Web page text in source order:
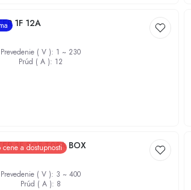
1F 12A
Prevedenie ( V ): 1 ~ 230
Prúd ( A ): 12
cene a dostupnosti
3F SOF-T08A BOX
Prevedenie ( V ): 3 ~ 400
Prúd ( A ): 8